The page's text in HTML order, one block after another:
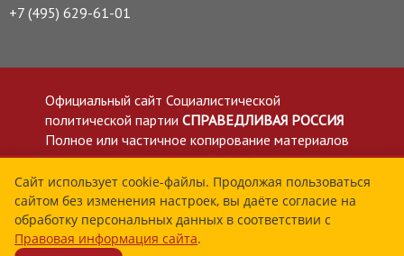
+7 (495) 629-61-01
Официальный сайт Социалистической
политической партии СПРАВЕДЛИВАЯ РОССИЯ
Полное или частичное копирование материалов
приветствуется со ссылкой на сайт spravedlivo.ru
Политика в отношении обработки персональных
данных
Все материалы сайта spravedlivo.ru доступны по
лицензии Creative Commons Attribution 4.0 International
Сайт использует cookie-файлы. Продолжая пользоваться
сайтом без изменения настроек, вы даёте согласие на
обработку персональных данных в соответствии с
Правовая информация сайта.